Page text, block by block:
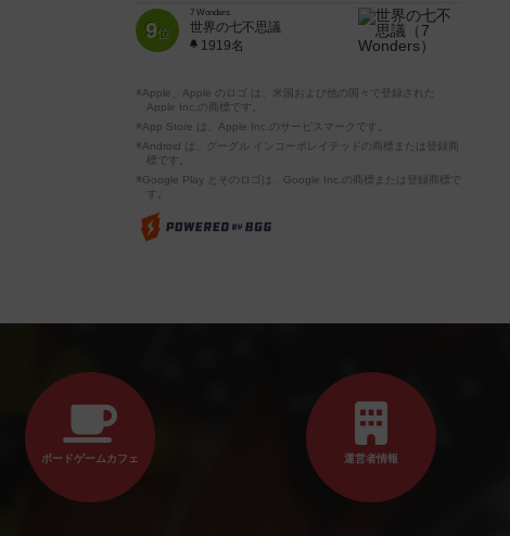
9位
7 Wonders
世界の七不思議
1919名
※Apple、Apple のロゴ は、米国および他の国々で登録された
Apple Inc.の商標です。
※App Store は、Apple Inc.のサービスマークです。
※Android は、グーグル インコーポレイテッドの商標または登録商
標です。
※Google Play とそのロゴは、Google Inc.の商標または登録商標で
す。
ボードゲームカフェ 運営者情報